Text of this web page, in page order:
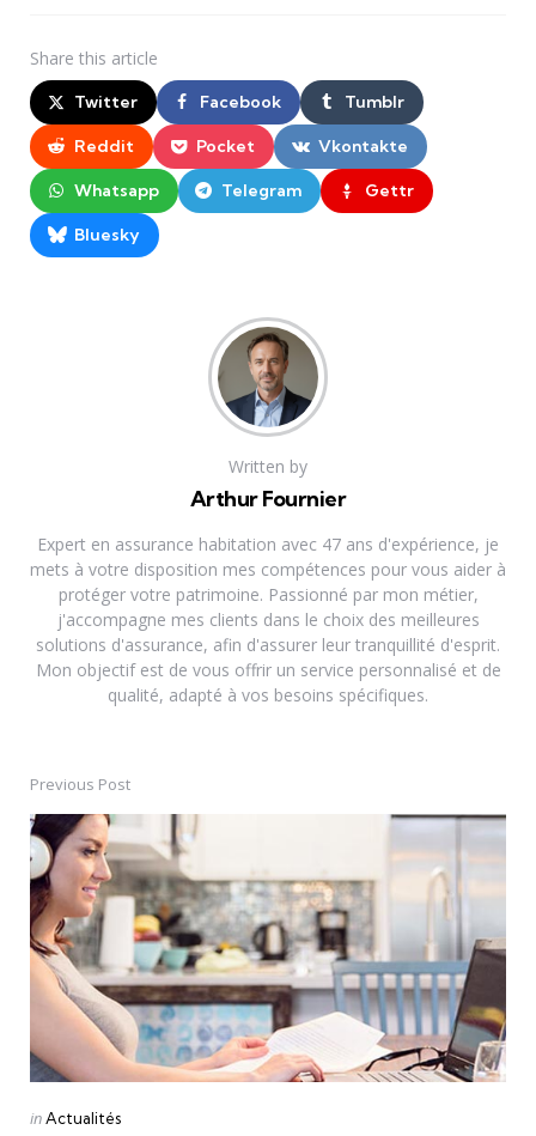
Share this article
Twitter Facebook Tumblr
Reddit Pocket Vkontakte
Whatsapp Telegram Gettr
Bluesky
Written by
Arthur Fournier
Expert en assurance habitation avec 47 ans d'expérience, je
mets à votre disposition mes compétences pour vous aider à
protéger votre patrimoine. Passionné par mon métier,
j'accompagne mes clients dans le choix des meilleures
solutions d'assurance, afin d'assurer leur tranquillité d'esprit.
Mon objectif est de vous offrir un service personnalisé et de
qualité, adapté à vos besoins spécifiques.
Post
navigation
Previous Post
Posted
inActualités